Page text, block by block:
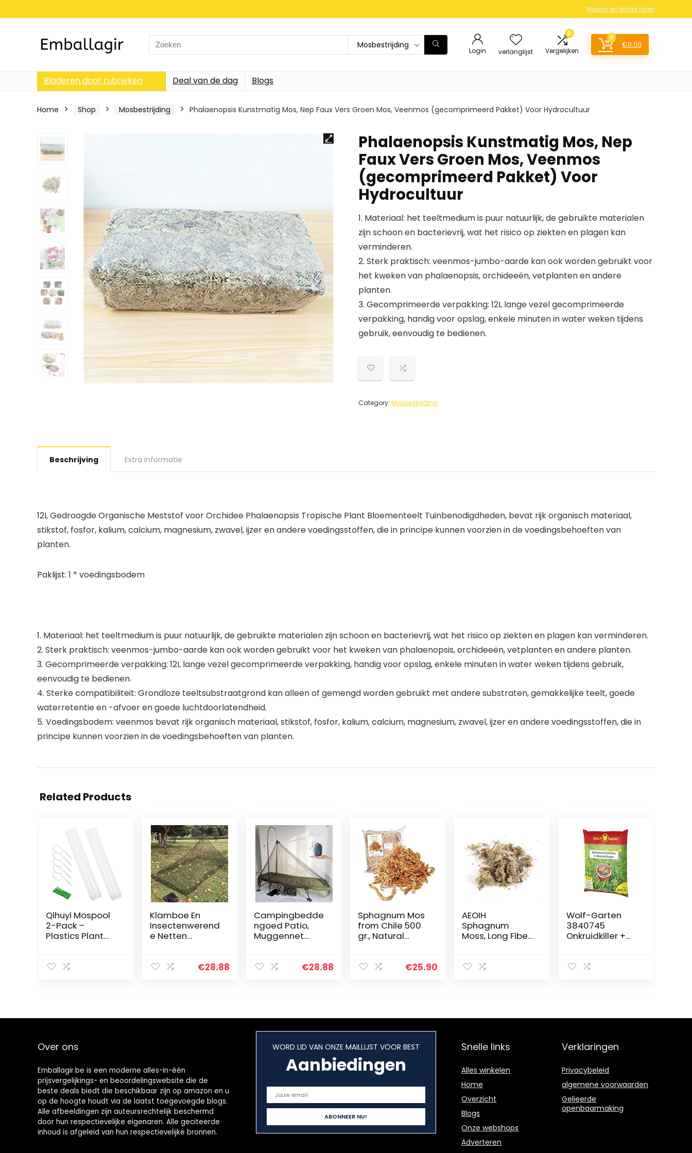
Nieuws en blogs lezen
Search
for:
Mosbestrijding
Login verlanglijst
0
Vergelijken
0
€0.00
Bladeren door rubrieken Deal van de dag Blogs
Home Shop Mosbestrijding Phalaenopsis Kunstmatig Mos, Nep Faux Vers Groen Mos, Veenmos (gecomprimeerd Pakket) Voor Hydrocultuur
Phalaenopsis Kunstmatig Mos, Nep
Faux Vers Groen Mos, Veenmos
(gecomprimeerd Pakket) Voor
Hydrocultuur
1. Materiaal: het teeltmedium is puur natuurlijk, de gebruikte materialen
zijn schoon en bacterievrij, wat het risico op ziekten en plagen kan
verminderen.
2. Sterk praktisch: veenmos-jumbo-aarde kan ook worden gebruikt voor
het kweken van phalaenopsis, orchideeën, vetplanten en andere
planten.
3. Gecomprimeerde verpakking: 12L lange vezel gecomprimeerde
verpakking, handig voor opslag, enkele minuten in water weken tijdens
gebruik, eenvoudig te bedienen.
Category: Mosbestrijding
Beschrijving Extra informatie
12L Gedroogde Organische Meststof voor Orchidee Phalaenopsis Tropische Plant Bloementeelt Tuinbenodigdheden, bevat rijk organisch materiaal,
stikstof, fosfor, kalium, calcium, magnesium, zwavel, ijzer en andere voedingsstoffen, die in principe kunnen voorzien in de voedingsbehoeften van
planten.
Paklijst: 1 * voedingsbodem
1. Materiaal: het teeltmedium is puur natuurlijk, de gebruikte materialen zijn schoon en bacterievrij, wat het risico op ziekten en plagen kan verminderen.
2. Sterk praktisch: veenmos-jumbo-aarde kan ook worden gebruikt voor het kweken van phalaenopsis, orchideeën, vetplanten en andere planten.
3. Gecomprimeerde verpakking: 12L lange vezel gecomprimeerde verpakking, handig voor opslag, enkele minuten in water weken tijdens gebruik,
eenvoudig te bedienen.
4. Sterke compatibiliteit: Grondloze teeltsubstraatgrond kan alleen of gemengd worden gebruikt met andere substraten, gemakkelijke teelt, goede
waterretentie en -afvoer en goede luchtdoorlatendheid.
5. Voedingsbodem: veenmos bevat rijk organisch materiaal, stikstof, fosfor, kalium, calcium, magnesium, zwavel, ijzer en andere voedingsstoffen, die in
principe kunnen voorzien in de voedingsbehoeften van planten.
Related Products
Qihuyi Mospool
2-Pack –
Plastics Plant
uitgeholde
Klamboe En
Insectenwerend
e Netten
Camping
Patio, Compact
een,2.4 * 1.4 *
1.3m)
€28.88
Campingbedde
ngoed Patio,
Muggennet
Insectenwerend
Vissen, Past Op
Slaapzakken,
Tent(Green,2.4 *
1.4 * 1.3m)
€28.88
Sphagnum Mos
from Chile 500
gr., Natural
Turfmos-
Organische
meststof voor
Orchid
€25.90
AEOIH
Sphagnum
Moss, Long Fiber
Hydraterende
Orchidee,
Wolf-Garten
3840745
Onkruidkiller +
450m²
Over ons
Emballagir.be is een moderne alles-in-één
prijsvergelijkings- en beoordelingswebsite die de
beste deals biedt die beschikbaar zijn op amazon en u
op de hoogte houdt via de laatst toegevoegde blogs.
Alle afbeeldingen zijn auteursrechtelijk beschermd
door hun respectievelijke eigenaren. Alle geciteerde
inhoud is afgeleid van hun respectievelijke bronnen.
WORD LID VAN ONZE MAILLIJST VOOR BEST
Aanbiedingen
Snelle links
Alles winkelen
Home
Overzicht
Blogs
Onze webshops
Adverteren
Verklaringen
Privacybeleid
algemene voorwaarden
Gelieerde
openbaarmaking